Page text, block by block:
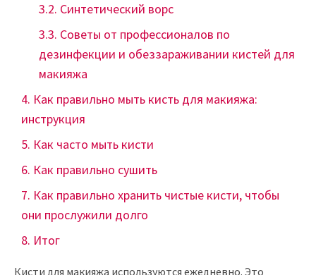
Синтетический ворс
Советы от профессионалов по
дезинфекции и обеззараживании кистей для
макияжа
Как правильно мыть кисть для макияжа:
инструкция
Как часто мыть кисти
Как правильно сушить
Как правильно хранить чистые кисти, чтобы
они прослужили долго
Итог
Кисти для макияжа используются ежедневно. Это